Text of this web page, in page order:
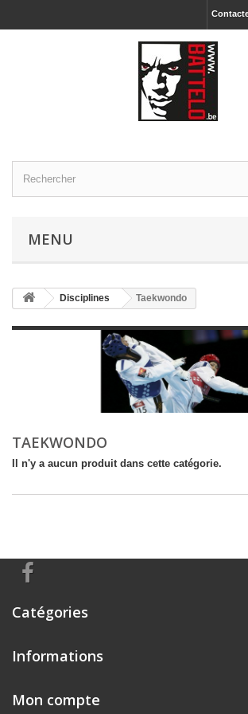
MENU
Disciplines Taekwondo
TAEKWONDO
Il n'y a aucun produit dans cette catégorie.
Catégories
Informations
Mon compte